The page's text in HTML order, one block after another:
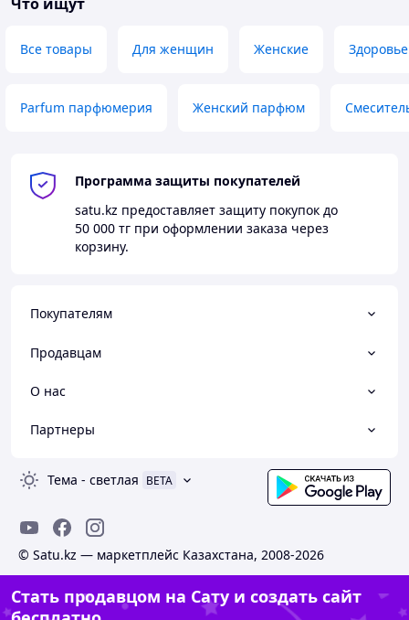
Все товары Для женщин Женские Здоровье
Parfum парфюмерия Женский парфюм
Программа защиты покупателей
satu.kz предоставляет защиту покупок до
50 000 тг при оформлении заказа через
корзину.
Покупателям
Продавцам
О нас
Партнеры
Тема - светлая BETA
© Satu.kz — маркетплейс Казахстана, 2008-2026
Стать продавцом на Сату и создать сайт